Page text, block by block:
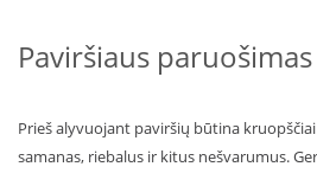
Paviršiaus paruošimas
Prieš alyvuojant paviršių būtina
samanas, riebalus ir kitus nešvarumus.